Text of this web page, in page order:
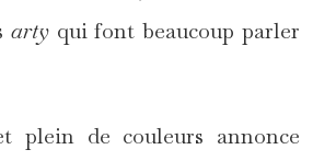
artyqui font beaucoup parler
plein de couleurs annonce